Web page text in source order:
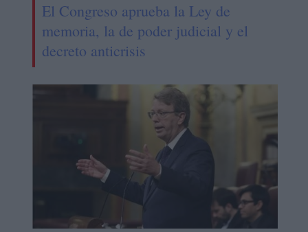
El Congreso aprueba la Ley de
memoria, la de poder judicial y el
decreto anticrisis